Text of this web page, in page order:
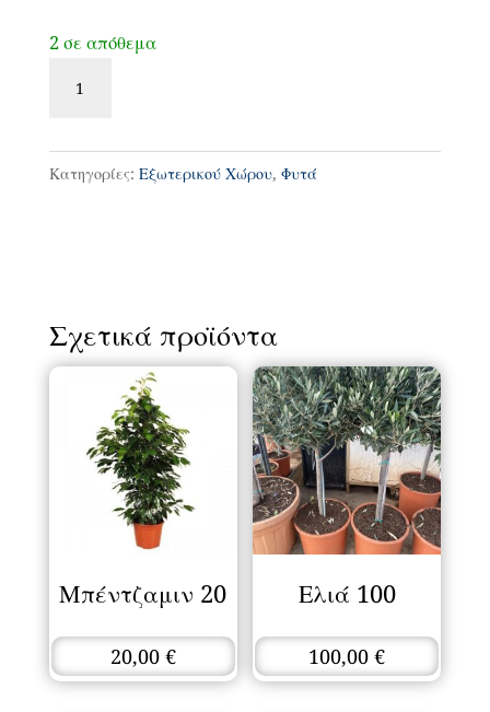
2 σε απόθεμα
Κόκκινη
Κατηγορίες: Εξωτερικού Χώρου, Φυτά
Σχετικά προϊόντα
Μπέντζαμιν 20
20,00 €
Ελιά 100
100,00€